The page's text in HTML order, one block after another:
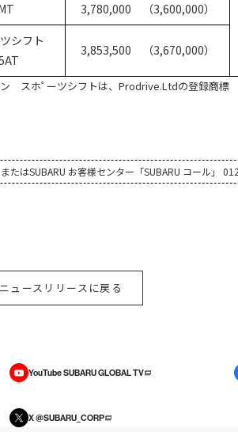
3,780,000 （3,600,000）
シフト
3,853,500 （3,670,000）
ン スホﾟーツシフトは、Prodrive.Ltdの登録商標
はSUBARU お客様センター「SUBARU コール」
ニュースリリースに戻る
YouTube SUBARU GLOBAL TV
X @SUBARU_CORP